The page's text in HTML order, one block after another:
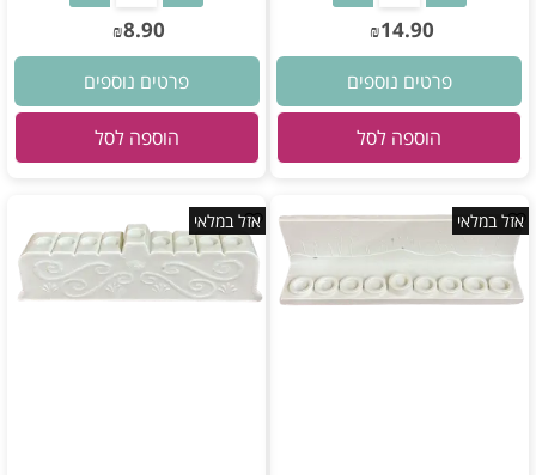
₪14.90
פרטים נוספים
הוספה לסל
₪8.90
פרטים נוספים
הוספה לסל
אזל במלאי אזל במלאי